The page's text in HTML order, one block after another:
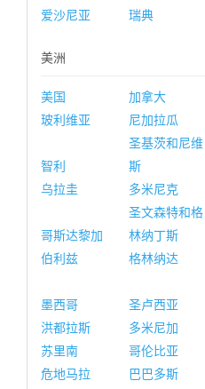
爱沙尼亚
瑞典
美洲
美国 加拿大
玻利维亚
尼加拉瓜
智利
圣基茨和尼维
斯
乌拉圭
多米尼克
哥斯达黎加
圣文森特和格
林纳丁斯
伯利兹
格林纳达
墨西哥 圣卢西亚
洪都拉斯
多米尼加
苏里南
哥伦比亚
危地马拉
巴巴多斯